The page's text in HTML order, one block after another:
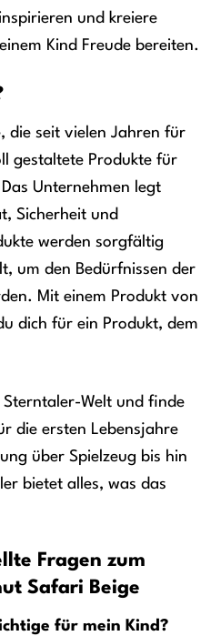
und kreiere
Kind Freude bereiten.
die seit vielen Jahren für
gestaltete Produkte für
Unternehmen legt
Sicherheit und
werden sorgfältig
um den Bedürfnissen der
Mit einem Produkt von
dich für ein Produkt, dem
Sterntaler-Welt und finde
die ersten Lebensjahre
über Spielzeug bis hin
bietet alles, was das
Fragen zum
Safari Beige
für mein Kind?